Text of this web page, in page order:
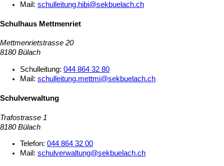
Mail: schulleitung.hibi@sekbuelach.ch
Schulhaus Mettmenriet
Mettmenrietstrasse 20
8180 Bülach
Schulleitung: 044 864 32 80
Mail: schulleitung.mettmi@sekbuelach.ch
Schulverwaltung
Trafostrasse 1
8180 Bülach
Telefon: 044 864 32 00
Mail: schulverwaltung@sekbuelach.ch